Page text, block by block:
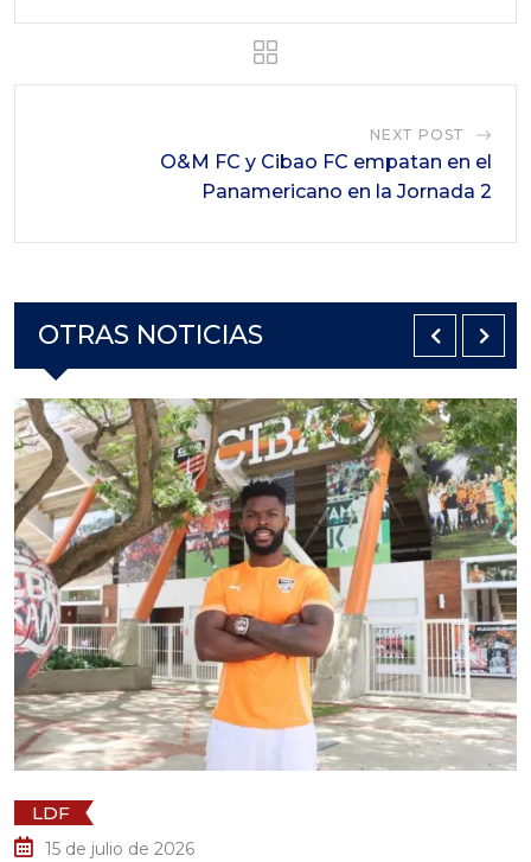
NEXT POST
O&M FC y Cibao FC empatan en el
Panamericano en la Jornada 2
OTRAS NOTICIAS
LDF
15 de julio de 2026